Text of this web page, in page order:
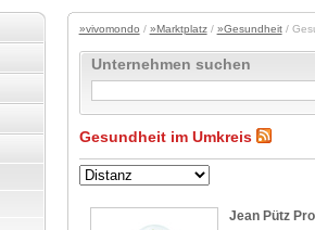
»vivomondo / »Marktplatz/ »Gesundheit/
Unternehmen suchen
Gesundheit im Umkreis
Jean Pütz